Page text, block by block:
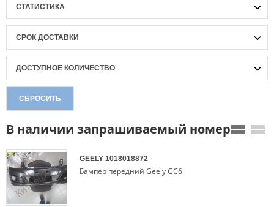
СТАТИСТИКА
СРОК ДОСТАВКИ
ДОСТУПНОЕ КОЛИЧЕСТВО
СБРОСИТЬ
В наличии запрашиваемый номер
GEELY 1018018872
Бампер передний Geely GC6